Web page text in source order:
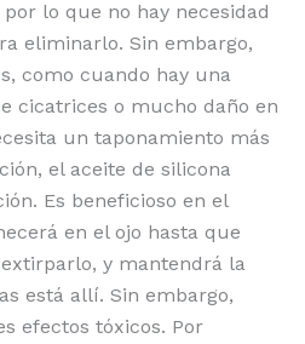
lo que no hay necesidad
eliminarlo. Sin embargo,
como cuando hay una
cicatrices o mucho daño en
un taponamiento más
el aceite de silicona
Es beneficioso en el
en el ojo hasta que
y mantendrá la
está allí. Sin embargo,
efectos tóxicos. Por